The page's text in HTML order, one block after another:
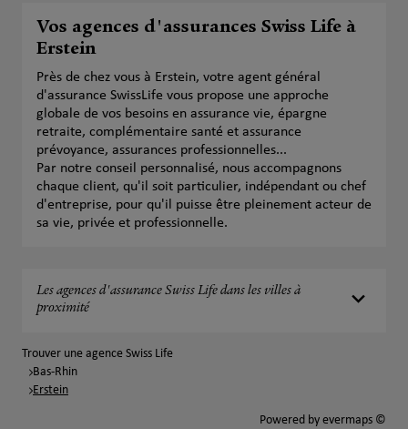
Vos agences d'assurances Swiss Life à
Erstein
Près de chez vous à Erstein, votre agent général
d'assurance SwissLife vous propose une approche
globale de vos besoins en assurance vie, épargne
retraite, complémentaire santé et assurance
prévoyance, assurances professionnelles...
Par notre conseil personnalisé, nous accompagnons
chaque client, qu'il soit particulier, indépendant ou chef
d'entreprise, pour qu'il puisse être pleinement acteur de
sa vie, privée et professionnelle.
Les agences d'assurance Swiss Life dans les villes à
proximité
Trouver une agence Swiss Life
Bas-Rhin
Erstein
Powered by evermaps ©